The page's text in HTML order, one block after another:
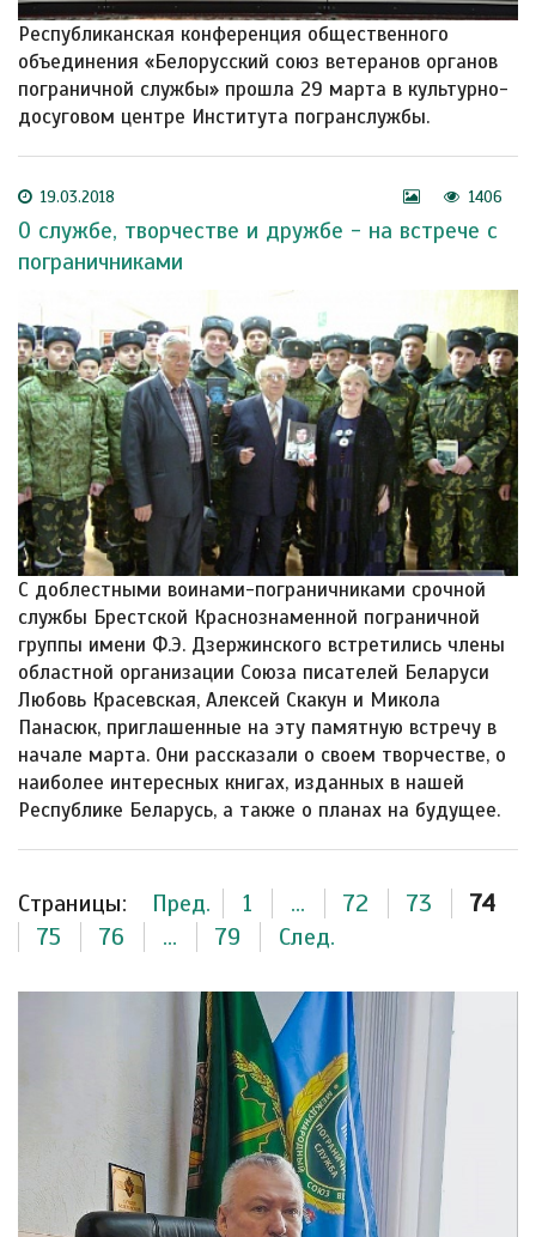
Республиканская конференция общественного
объединения «Белорусский союз ветеранов органов
пограничной службы» прошла 29 марта в культурно-
досуговом центре Института погранслужбы.
19.03.2018 1406
О службе, творчестве и дружбе - на встрече с
пограничниками
С доблестными воинами-пограничниками срочной
службы Брестской Краснознаменной пограничной
группы имени Ф.Э. Дзержинского встретились члены
областной организации Союза писателей Беларуси
Любовь Красевская, Алексей Скакун и Микола
Панасюк, приглашенные на эту памятную встречу в
начале марта. Они рассказали о своем творчестве, о
наиболее интересных книгах, изданных в нашей
Республике Беларусь, а также о планах на будущее.
Страницы: Пред. 1 ... 72 73
74
75
76 ... 79 След.